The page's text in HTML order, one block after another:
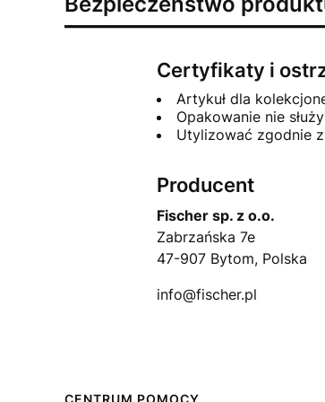
Certyfikaty i
Artykuł dla
Opakowanie nie
Utylizować zgodnie
Producent
Fischer sp. z o.o.
Zabrzańska 7e
47-907 Bytom, Polska
info@fischer.pl
CENTRUM POMOCY